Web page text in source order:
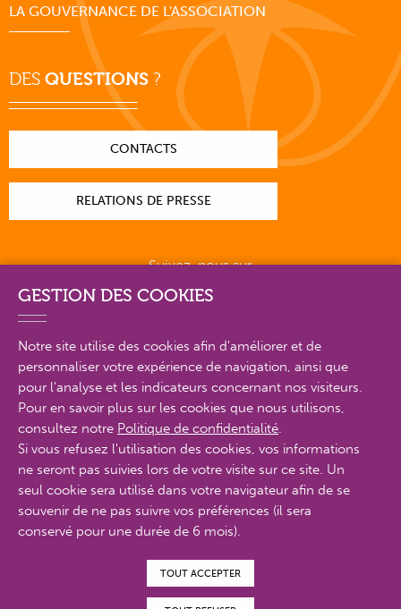
LA GOUVERNANCE DE L'ASSOCIATION
DES QUESTIONS ?
CONTACTS
RELATIONS DE PRESSE
Suivez-nous sur
PLAN DU SITE EN DÉTAIL
© Proximit Digital 2022
MENTIONS LÉGALES
POLITIQUE DE CONFIDENTIALITÉ
CONTACTS
GESTION DES COOKIES
Notre site utilise des cookies afin d'améliorer et de
personnaliser votre expérience de navigation, ainsi que
pour l'analyse et les indicateurs concernant nos visiteurs.
Pour en savoir plus sur les cookies que nous utilisons,
consultez notre Politique de confidentialité.
Si vous refusez l'utilisation des cookies, vos informations
ne seront pas suivies lors de votre visite sur ce site. Un
seul cookie sera utilisé dans votre navigateur afin de se
souvenir de ne pas suivre vos préférences (il sera
conservé pour une durée de 6 mois).
TOUT ACCEPTER